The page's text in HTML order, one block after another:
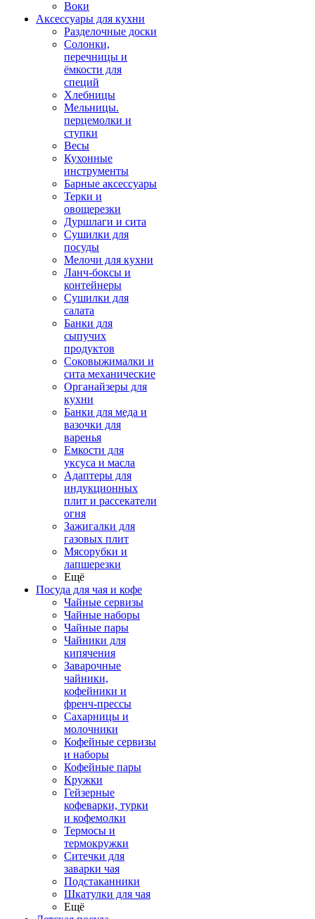
Воки
Аксессуары для кухни
Разделочные доски
Солонки,
перечницы и
ёмкости для
специй
Хлебницы
Мельницы.
перцемолки и
ступки
Весы
Кухонные
инструменты
Барные аксессуары
Терки и
овощерезки
Дуршлаги и сита
Сушилки для
посуды
Мелочи для кухни
Ланч-боксы и
контейнеры
Сушилки для
салата
Банки для
сыпучих
продуктов
Соковыжималки и
сита механические
Органайзеры для
кухни
Банки для меда и
вазочки для
варенья
Емкости для
уксуса и масла
Адаптеры для
индукционных
плит и рассекатели
огня
Зажигалки для
газовых плит
Мясорубки и
лапшерезки
Ещё
Посуда для чая и кофе
Чайные сервизы
Чайные наборы
Чайные пары
Чайники для
кипячения
Заварочные
чайники,
кофейники и
френч-прессы
Сахарницы и
молочники
Кофейные сервизы
и наборы
Кофейные пары
Кружки
Гейзерные
кофеварки, турки
и кофемолки
Термосы и
термокружки
Ситечки для
заварки чая
Подстаканники
Шкатулки для чая
Ещё